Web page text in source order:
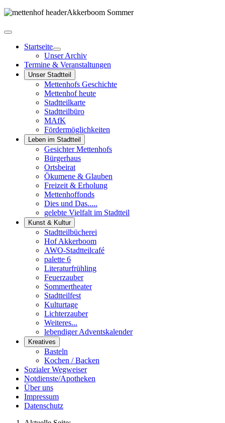
Startseite
Unser Archiv
Termine & Veranstaltungen
Unser Stadtteil
Mettenhofs Geschichte
Mettenhof heute
Stadtteilkarte
Stadtteilbüro
MAfK
Fördermöglichkeiten
Leben im Stadtteil
Gesichter Mettenhofs
Bürgerhaus
Ortsbeirat
Ökumene & Glauben
Freizeit & Erholung
Mettenhoffonds
Dies und Das.....
gelebte Vielfalt im Stadtteil
Kunst & Kultur
Stadtteilbücherei
Hof Akkerboom
AWO-Stadtteilcafé
palette 6
Literaturfrühling
Feuerzauber
Sommertheater
Stadtteilfest
Kulturtage
Lichterzauber
Weiteres...
lebendiger Adventskalender
Kreatives
Basteln
Kochen / Backen
Sozialer Wegweiser
Notdienste/Apotheken
Über uns
Impressum
Datenschutz